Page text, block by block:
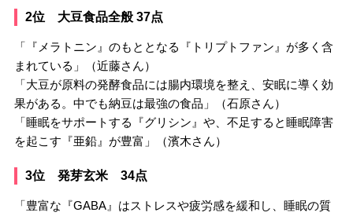
2位 大豆食品全般 37点
「『メラトニン』のもととなる『トリプトファン』が多く含
まれている」（近藤さん）
「大豆が原料の発酵食品には腸内環境を整え、安眠に導く効
果がある。中でも納豆は最強の食品」（石原さん）
「睡眠をサポートする『グリシン』や、不足すると睡眠障害
を起こす『亜鉛』が豊富」（濱木さん）
3位 発芽玄米 34点
「豊富な『GABA』はストレスや疲労感を緩和し、睡眠の質